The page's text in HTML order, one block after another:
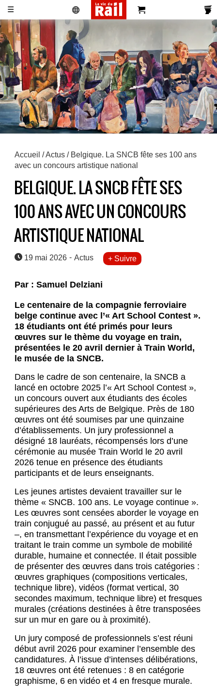
Actualités
Histoire
Associations
Magazines
Vidéos
Partenaires
Pro
Pub
&
Annonces
Newsletters
S'abonner
Se
réabonner
☰
Accueil /Actus / Belgique. La SNCB fête ses 100 ans
avec un concours artistique national
BELGIQUE. LA SNCB FÊTE SES
100 ANS AVEC UN CONCOURS
ARTISTIQUE NATIONAL
19 mai 2026 - Actus + Suivre
Par : Samuel Delziani
Le centenaire de la compagnie ferroviaire
belge continue avec l’« Art School Contest ».
18 étudiants ont été primés pour leurs
œuvres sur le thème du voyage en train,
présentées le 20 avril dernier à Train World,
le musée de la SNCB.
Dans le cadre de son centenaire, la SNCB a
lancé en octobre 2025 l’« Art School Contest »,
un concours ouvert aux étudiants des écoles
supérieures des Arts de Belgique. Près de 180
œuvres ont été soumises par une quinzaine
d’établissements. Un jury professionnel a
désigné 18 lauréats, récompensés lors d’une
cérémonie au musée Train World le 20 avril
2026 tenue en présence des étudiants
participants et de leurs enseignants.
Les jeunes artistes devaient travailler sur le
thème « SNCB. 100 ans. Le voyage continue ».
Les œuvres sont censées aborder le voyage en
train conjugué au passé, au présent et au futur
–, en transmettant l’expérience du voyage et en
traitant le train comme un symbole de mobilité
durable, humaine et connectée. Il était possible
de présenter des œuvres dans trois catégories :
œuvres graphiques (compositions verticales,
technique libre), vidéos (format vertical, 30
secondes maximum, technique libre) et fresques
murales (créations destinées à être transposées
sur un mur en gare ou à proximité).
Un jury composé de professionnels s’est réuni
début avril 2026 pour examiner l’ensemble des
candidatures. À l’issue d’intenses délibérations,
18 œuvres ont été retenues : 8 en catégorie
graphisme, 6 en vidéo et 4 en fresque murale.